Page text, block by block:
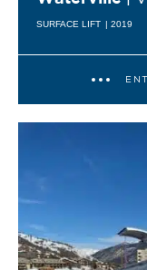
SURFACE LIFT | 2019